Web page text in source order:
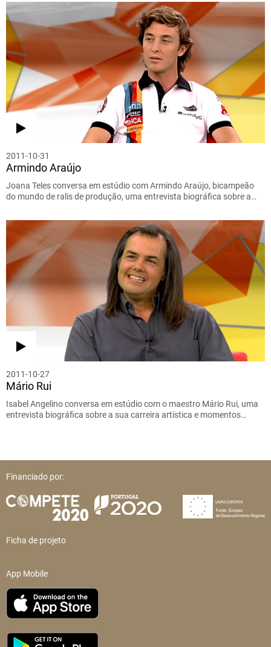
2011-10-31
Armindo Araújo
Joana Teles conversa em estúdio com Armindo Araújo, bicampeão
do mundo de ralis de produção, uma entrevista biográfica sobre a…
2011-10-27
Mário Rui
Isabel Angelino conversa em estúdio com o maestro Mário Rui, uma
entrevista biográfica sobre a sua carreira artística e momentos…
Financiado por:
Ficha de projeto
App Mobile